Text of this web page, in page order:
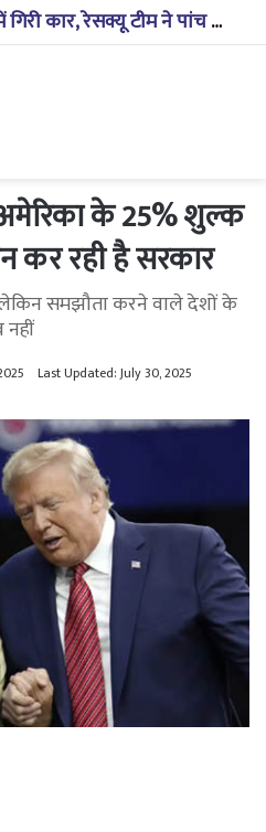
कुंडाधार के समीप खाई में गिरी कार, रेसक्यू टीम ने पांच शव निकाले, घायल बच्चे को पहुंचाया अस्पताल
अमेरिका के 25% शुल्क
रही है सरकार
समझौता करने वाले देशों के
Last Updated: July 30, 2025